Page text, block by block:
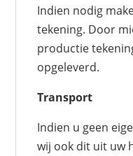
Indien nodig
tekening. Door
productie
opgeleverd.
Transport
Indien u geen
wij ook dit uit uw